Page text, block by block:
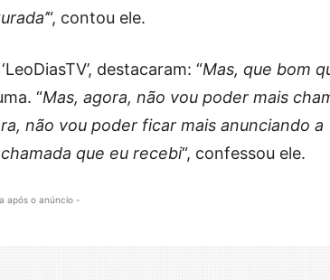
“, contou ele.
destacaram: “Mas, que bom
“Mas, agora, não vou poder mais
não vou poder ficar mais anunciando a
chamada que eu recebi“, confessou ele.
após o anúncio -